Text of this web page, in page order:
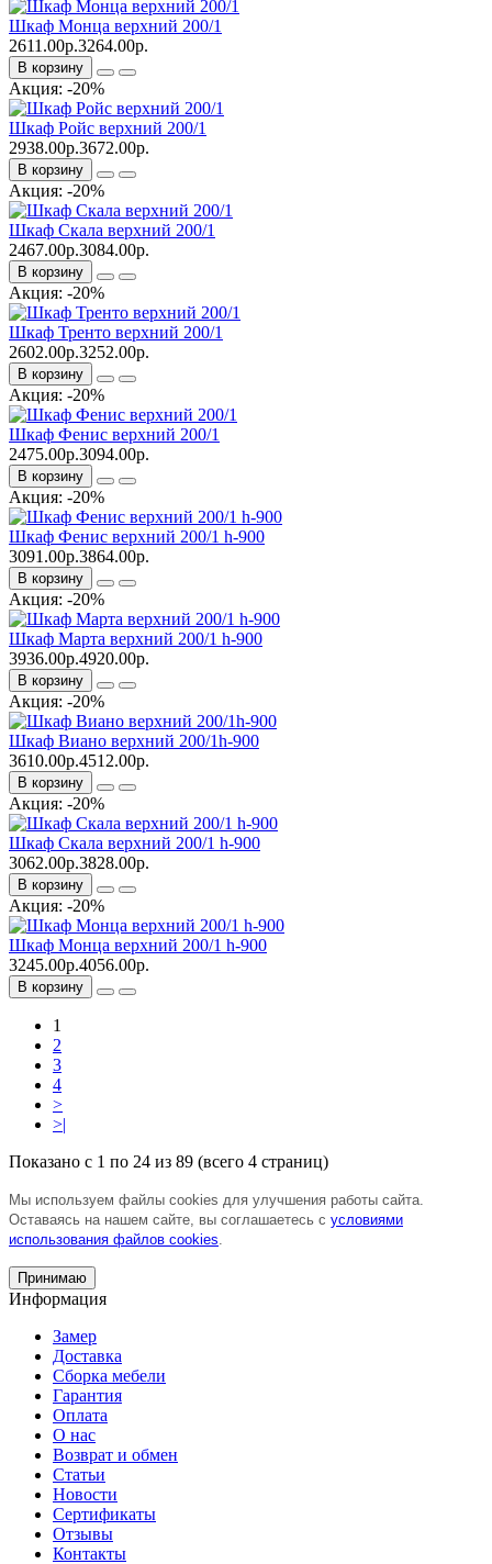
Шкаф Монца верхний 200/1
2611.00р.3264.00р.
В корзину
Акция: -20%
Шкаф Ройс верхний 200/1
2938.00р.3672.00р.
В корзину
Акция: -20%
Шкаф Скала верхний 200/1
2467.00р.3084.00р.
В корзину
Акция: -20%
Шкаф Тренто верхний 200/1
2602.00р.3252.00р.
В корзину
Акция: -20%
Шкаф Фенис верхний 200/1
2475.00р.3094.00р.
В корзину
Акция: -20%
Шкаф Фенис верхний 200/1 h-900
3091.00р.3864.00р.
В корзину
Акция: -20%
Шкаф Марта верхний 200/1 h-900
3936.00р.4920.00р.
В корзину
Акция: -20%
Шкаф Виано верхний 200/1h-900
3610.00р.4512.00р.
В корзину
Акция: -20%
Шкаф Скала верхний 200/1 h-900
3062.00р.3828.00р.
В корзину
Акция: -20%
Шкаф Монца верхний 200/1 h-900
3245.00р.4056.00р.
В корзину
1
2
3
4
>
>|
Показано с 1 по 24 из 89 (всего 4 страниц)
Мы используем файлы cookies для улучшения работы сайта.
Оставаясь на нашем сайте, вы соглашаетесь с условиями
использования файлов cookies
Принимаю
Информация
Замер
Доставка
Сборка мебели
Гарантия
Оплата
О нас
Возврат и обмен
Статьи
Новости
Сертификаты
Отзывы
Контакты